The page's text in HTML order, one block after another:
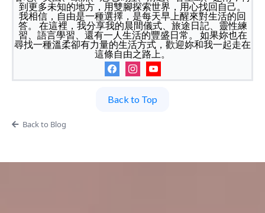
到更多未知的地方，用雙腳探索世界，用心找回自己。
我相信，自由是一種選擇，是每天早上醒來對生活的回
答。 在這裡，我分享我的晨間儀式、旅途日記、靈性練
習、語言學習、還有一人生活的豐盛日常。 如果妳也在
尋找一種溫柔卻有力量的生活方式，歡迎妳和我一起走在
這條自由之路上。
Back to Top
Back to Blog